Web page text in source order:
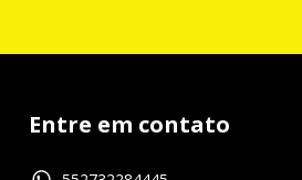
Entre em contato